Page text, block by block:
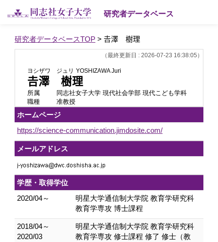
研究者データベース
研究者データベースTOP > 𠮷澤 樹理
（最終更新日 : 2026-07-23 16:38:05）
ヨシザワ ジュリ YOSHIZAWA Juri
𠮷澤 樹理
所属
同志社女子大学 現代社会学部 現代こども学科
職種
准教授
ホームページ
https://science-communication.jimdosite.com/
メールアドレス
学歴・取得学位
2020/04～
明星大学通信制大学院 教育学研究科
教育学専攻 博士課程
2018/04～
2020/03
明星大学通信制大学院 教育学研究科
教育学専攻 修士課程 修了 修士（教